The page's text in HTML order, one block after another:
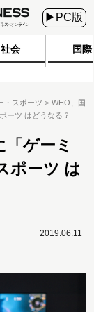
▶PC版
社会 国際
・スポーツ
WHO、国
ーツ はどうなる？
「ゲーミ
ポーツ は
2019.06.11